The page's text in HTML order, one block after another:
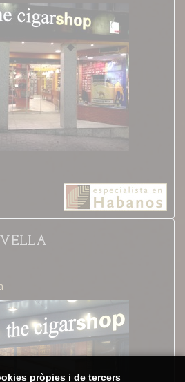
pròpies i de tercers